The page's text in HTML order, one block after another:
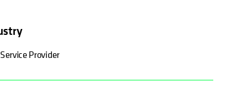
Service Provider